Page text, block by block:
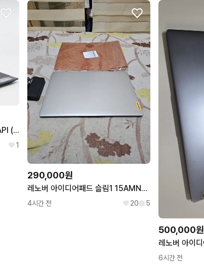
레노버 아이디어패드 S340-14API (블루) 라이젠3 / SSD 256GB 업그레이드 / 가성비 사무용 노트북
1
290,000원
레노버 아이디어패드 슬림1 15AMN7 라이젠 5 노트북
4시간 전 20 5
500,000원
6시간 전